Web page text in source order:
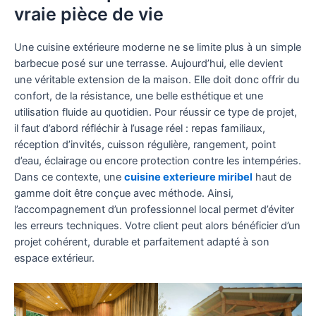
vraie pièce de vie
Une cuisine extérieure moderne ne se limite plus à un simple
barbecue posé sur une terrasse. Aujourd’hui, elle devient
une véritable extension de la maison. Elle doit donc offrir du
confort, de la résistance, une belle esthétique et une
utilisation fluide au quotidien. Pour réussir ce type de projet,
il faut d’abord réfléchir à l’usage réel : repas familiaux,
réception d’invités, cuisson régulière, rangement, point
d’eau, éclairage ou encore protection contre les intempéries.
Dans ce contexte, une cuisine exterieure miribel haut de
gamme doit être conçue avec méthode. Ainsi,
l’accompagnement d’un professionnel local permet d’éviter
les erreurs techniques. Votre client peut alors bénéficier d’un
projet cohérent, durable et parfaitement adapté à son
espace extérieur.